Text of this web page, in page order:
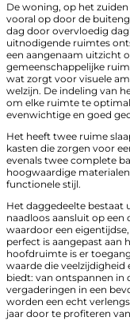
De woning, op het
vooral op door de
dag door overvloedig
uitnodigende ruimtes
een aangenaam uitzicht
gemeenschappelijke
wat zorgt voor visuele
welzijn. De indeling van
om elke ruimte te
evenwichtige en goed
Het heeft twee ruime
kasten die zorgen voor
evenals twee complete
hoogwaardige
functionele stijl.
Het daggedeelte bestaat
naadloos aansluit op een
waardoor een
perfect is aangepast aan
hoofdruimte is er
waarde die
biedt: van ontspannen
vergaderingen in een
worden een echt
jaar door te profiteren